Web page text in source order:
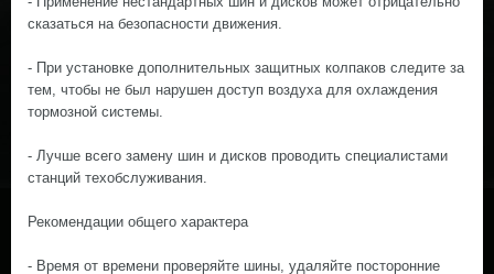
сказаться на безопасности движения.
- При установке дополнительных защитных колпаков следите за
тем, чтобы не был нарушен доступ воздуха для охлаждения
тормозной системы.
- Лучше всего замену шин и дисков проводить специалистами
станций техобслуживания.
Рекомендации общего характера
- Время от времени проверяйте шины, удаляйте посторонние